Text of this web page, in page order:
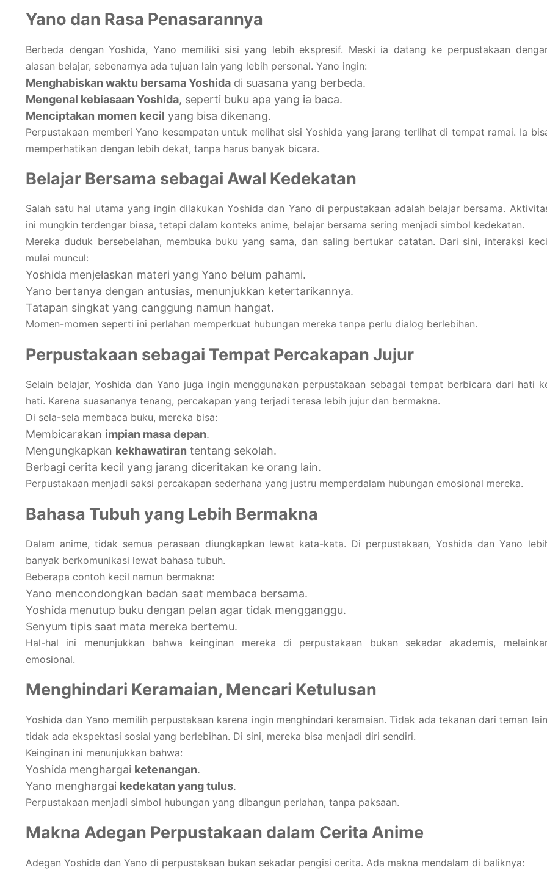
Yano dan Rasa Penasarannya
Berbeda dengan Yoshida, Yano memiliki sisi yang lebih ekspresif. Meski ia datang ke perpustakaan
alasan belajar, sebenarnya ada tujuan lain yang lebih personal. Yano ingin:
Menghabiskan waktu bersama Yoshida di suasana yang berbeda.
Mengenal kebiasaan Yoshida, seperti buku apa yang ia baca.
Menciptakan momen kecil yang bisa dikenang.
Perpustakaan memberi Yano kesempatan untuk melihat sisi Yoshida yang jarang terlihat di tempat ramai. Ia
memperhatikan dengan lebih dekat, tanpa harus banyak bicara.
Belajar Bersama sebagai Awal Kedekatan
Salah satu hal utama yang ingin dilakukan Yoshida dan Yano di perpustakaan adalah belajar bersama.
ini mungkin terdengar biasa, tetapi dalam konteks anime, belajar bersama sering menjadi simbol kedekatan.
Mereka duduk bersebelahan, membuka buku yang sama, dan saling bertukar catatan. Dari sini, interaksi
mulai muncul:
Yoshida menjelaskan materi yang Yano belum pahami.
Yano bertanya dengan antusias, menunjukkan ketertarikannya.
Tatapan singkat yang canggung namun hangat.
Momen-momen seperti ini perlahan memperkuat hubungan mereka tanpa perlu dialog berlebihan.
Perpustakaan sebagai Tempat Percakapan Jujur
Selain belajar, Yoshida dan Yano juga ingin menggunakan perpustakaan sebagai tempat berbicara dari hati
hati. Karena suasananya tenang, percakapan yang terjadi terasa lebih jujur dan bermakna.
Di sela-sela membaca buku, mereka bisa:
Membicarakan impian masa depan.
Mengungkapkan kekhawatiran tentang sekolah.
Berbagi cerita kecil yang jarang diceritakan ke orang lain.
Perpustakaan menjadi saksi percakapan sederhana yang justru memperdalam hubungan emosional mereka.
Bahasa Tubuh yang Lebih Bermakna
Dalam anime, tidak semua perasaan diungkapkan lewat kata-kata. Di perpustakaan, Yoshida dan Yano
banyak berkomunikasi lewat bahasa tubuh.
Beberapa contoh kecil namun bermakna:
Yano mencondongkan badan saat membaca bersama.
Yoshida menutup buku dengan pelan agar tidak mengganggu.
Senyum tipis saat mata mereka bertemu.
Hal-hal ini menunjukkan bahwa keinginan mereka di perpustakaan bukan sekadar akademis,
emosional.
Menghindari Keramaian, Mencari Ketulusan
Yoshida dan Yano memilih perpustakaan karena ingin menghindari keramaian. Tidak ada tekanan dari teman
tidak ada ekspektasi sosial yang berlebihan. Di sini, mereka bisa menjadi diri sendiri.
Keinginan ini menunjukkan bahwa:
Yoshida menghargai ketenangan.
Yano menghargai kedekatan yang tulus.
Perpustakaan menjadi simbol hubungan yang dibangun perlahan, tanpa paksaan.
Makna Adegan Perpustakaan dalam Cerita Anime
Adegan Yoshida dan Yano di perpustakaan bukan sekadar pengisi cerita. Ada makna mendalam di baliknya: